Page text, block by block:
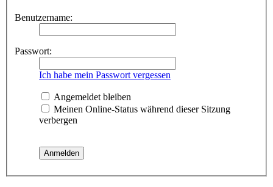
Benutzername:
Passwort:
Ich habe mein Passwort vergessen
Angemeldet bleiben
Meinen Online-Status während dieser Sitzung
verbergen